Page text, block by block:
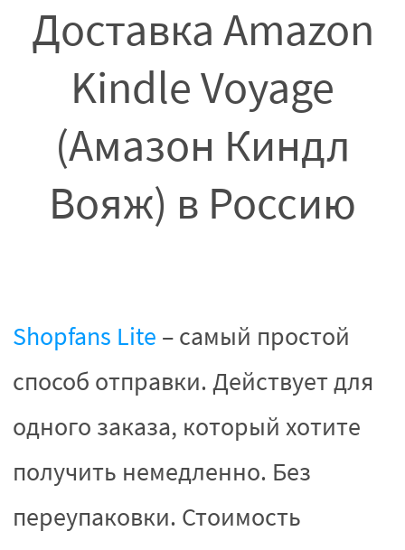
Доставка Amazon
Kindle Voyage
(Амазон Киндл
Вояж) в Россию
Shopfans Lite – самый простой
способ отправки. Действует для
одного заказа, который хотите
получить немедленно. Без
переупаковки. Стоимость